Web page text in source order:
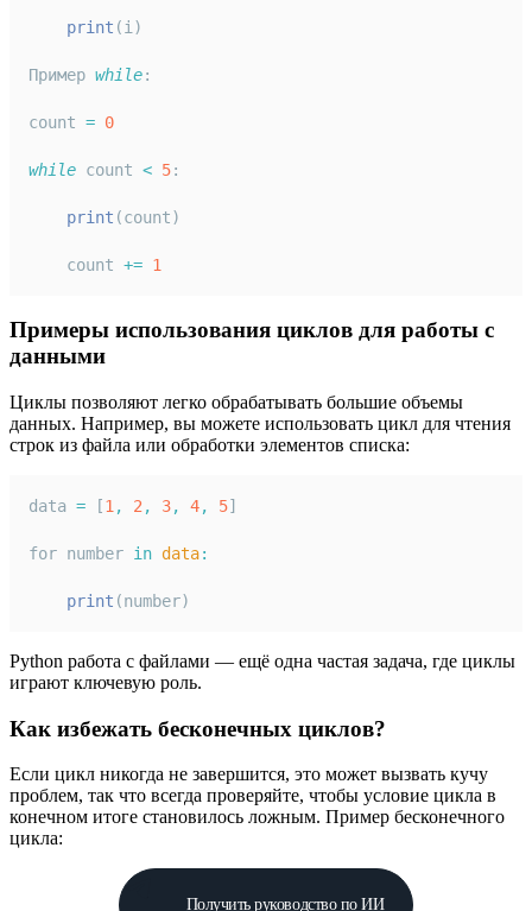
print (i)
Пример while:
count = 0
while count < 5:
print (count)
count += 1
Примеры использования циклов для работы с
данными
Циклы позволяют легко обрабатывать большие объемы
данных. Например, вы можете использовать цикл для чтения
строк из файла или обработки элементов списка:
data = [1 , 2 , 3, 4, 5]
for number in data:
print (number)
Python работа с файлами — ещё одна частая задача, где циклы
играют ключевую роль.
Как избежать бесконечных циклов?
Если цикл никогда не завершится, это может вызвать кучу
проблем, так что всегда проверяйте, чтобы условие цикла в
конечном итоге становилось ложным. Пример бесконечного
цикла:
Получить руководство по ИИ